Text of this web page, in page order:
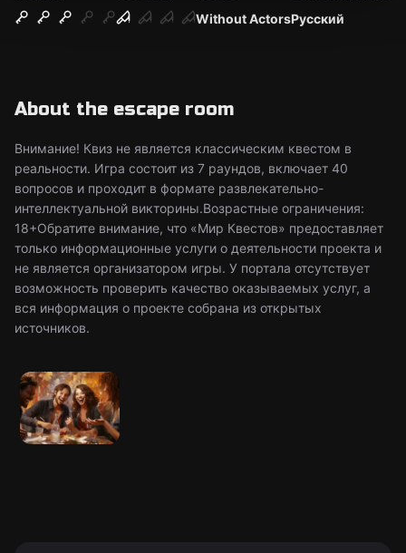
Without ActorsРусский
About the escape room
Внимание! Квиз не является классическим квестом в
реальности. Игра состоит из 7 раундов, включает 40
вопросов и проходит в формате развлекательно-
интеллектуальной викторины.Возрастные ограничения:
18+Обратите внимание, что «Мир Квестов» предоставляет
только информационные услуги о деятельности проекта и
не является организатором игры. У портала отсутствует
возможность проверить качество оказываемых услуг, а
вся информация о проекте собрана из открытых
источников.